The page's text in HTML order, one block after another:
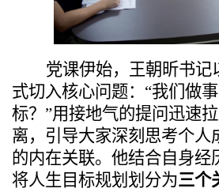
党课伊始，王朝昕书记
式切入核心问题：“我们做
标？”用接地气的提问迅速
离，引导大家深刻思考个人
的内在关联。他结合自身经
将人生目标规划划分为三个